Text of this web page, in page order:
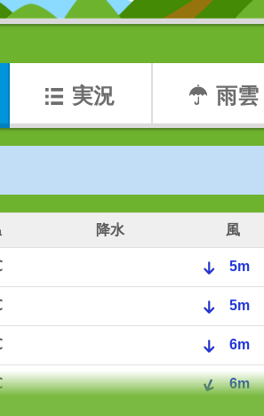
実況 雨雲
降水 風
5m
5m
6m
6m